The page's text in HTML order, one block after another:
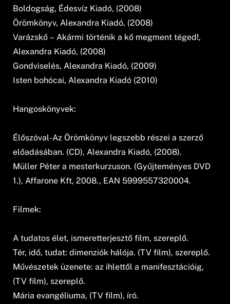
Boldogság, Édesvíz Kiadó, (2008)
Örömkönyv, Alexandra Kiadó, (2008)
Varázskő – Akármi történik a kő megment téged!,
Alexandra Kiadó, (2008)
Gondviselés, Alexandra Kiadó, (2009)
Isten bohócai, Alexandra Kiadó (2010)
Hangoskönyvek:
Élőszóval-Az Örömkönyv legszebb részei a szerző
előadásában. (CD), Alexandra Kiadó, (2008).
Müller Péter a mesterkurzuson. (Gyűjteményes DVD
1.), Affarone Kft, 2008., EAN 5999557320004.
Filmek:
A tudatos élet, ismeretterjesztő film, szereplő.
Tér, idő, tudat: dimenziók hálója. (TV film), szereplő.
Művészetek üzenete: az ihlettől a manifesztációig,
(TV film), szereplő.
Mária evangéliuma, (TV film), író.